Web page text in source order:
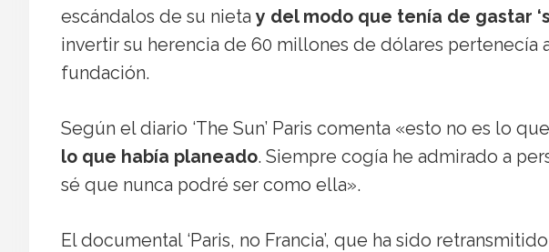
escándalos de su nieta y del modo que tenía de gastar
invertir su herencia de 60 millones de dólares pertenecía
fundación.
Según el diario ‘The Sun’ Paris comenta «esto no es lo
lo que había planeado. Siempre cogía he admirado a
sé que nunca podré ser como ella».
El documental ‘Paris, no Francia’, que ha sido